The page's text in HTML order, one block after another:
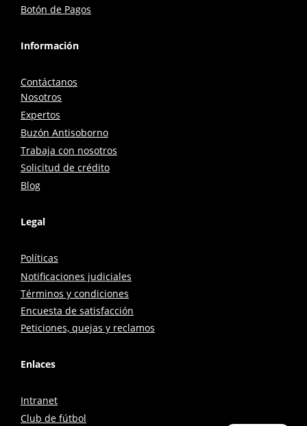
Botón de Pagos
Información
Contáctanos
Nosotros
Expertos
Buzón Antisoborno
Trabaja con nosotros
Solicitud de crédito
Blog
Legal
Políticas
Notificaciones judiciales
Términos y condiciones
Encuesta de satisfacción
Peticiones, quejas y reclamos
Enlaces
Intranet
Club de fútbol